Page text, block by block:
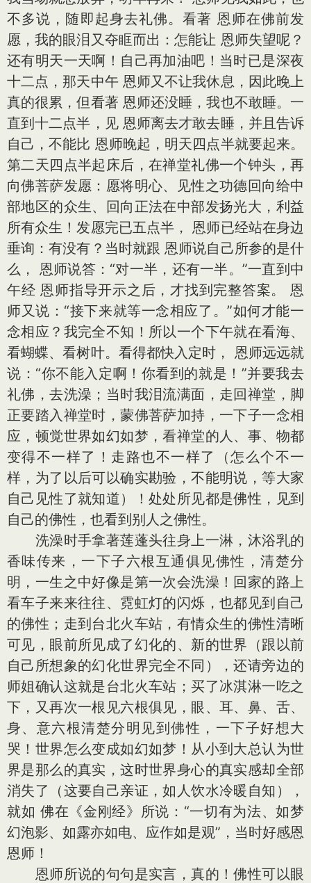
不多说，随即起身去礼佛。看著 恩师在佛前发
愿，我的眼泪又夺眶而出：怎能让 恩师失望呢？
还有明天一天啊！自己再加油吧！当时已是深夜
十二点，那天中午 恩师又不让我休息，因此晚上
真的很累，但看著 恩师还没睡，我也不敢睡。一
直到十二点半，见 恩师离去才敢去睡，并且告诉
自己，不能比 恩师晚起，明天四点半就要起来。
第二天四点半起床后，在禅堂礼佛一个钟头，再
向佛菩萨发愿：愿将明心、见性之功德回向给中
部地区的众生、回向正法在中部发扬光大，利益
所有众生！发愿完已五点半， 恩师已经站在身边
垂询：有没有？当时就跟 恩师说自己所参的是什
么， 恩师说答：“对一半，还有一半。”一直到中
午经 恩师指导开示之后，才找到完整答案。 恩
师又说：“接下来就等一念相应了。”如何才能一
念相应？我完全不知！所以一个下午就在看海、
看蝴蝶、看树叶。看得都快入定时， 恩师远远就
说：“你不能入定啊！你看到的就是！”并要我去
礼佛，去洗澡；当时我泪流满面，走回禅堂，脚
正要踏入禅堂时，蒙佛菩萨加持，一下子一念相
应，顿觉世界如幻如梦，看禅堂的人、事、物都
变得不一样了！走路也不一样了（怎么个不一
样，为了以后可以确实勘验，不能明说，等大家
自己见性了就知道）！处处所见都是佛性，见到
自己的佛性，也看到别人之佛性。
洗澡时手拿著莲蓬头往身上一淋，沐浴乳的
香味传来，一下子六根互通俱见佛性，清楚分
明，一生之中好像是第一次会洗澡！回家的路上
看车子来来往往、霓虹灯的闪烁，也都见到自己
的佛性；走到台北火车站，有情众生的佛性清晰
可见，眼前所见成了幻化的、新的世界（跟以前
自己所想象的幻化世界完全不同），还请旁边的
师姐确认这就是台北火车站；买了冰淇淋一吃之
下，又再次一根见六根俱见，眼、耳、鼻、舌、
身、意六根清楚分明见到佛性，一下子好想大
哭！世界怎么变成如幻如梦！从小到大总认为世
界是那么的真实，这时世界身心的真实感却全部
消失了（这要自己亲证，如人饮水冷暖自知），
就如 佛在《金刚经》所说：“一切有为法、如梦
幻泡影、如露亦如电、应作如是观”，当时好感恩
恩师！
恩师所说的句句是实言，真的！佛性可以眼